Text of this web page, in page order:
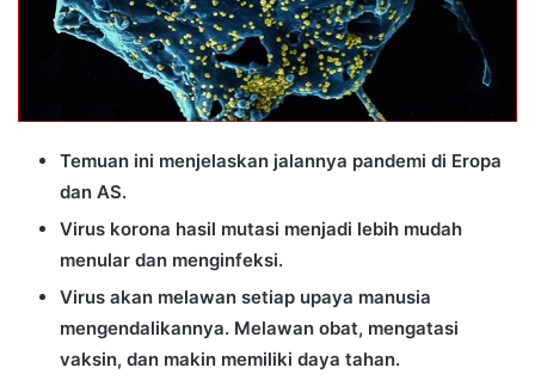
Temuan ini menjelaskan jalannya pandemi di Eropa
dan AS.
Virus korona hasil mutasi menjadi lebih mudah
menular dan menginfeksi.
Virus akan melawan setiap upaya manusia
mengendalikannya. Melawan obat, mengatasi
vaksin, dan makin memiliki daya tahan.